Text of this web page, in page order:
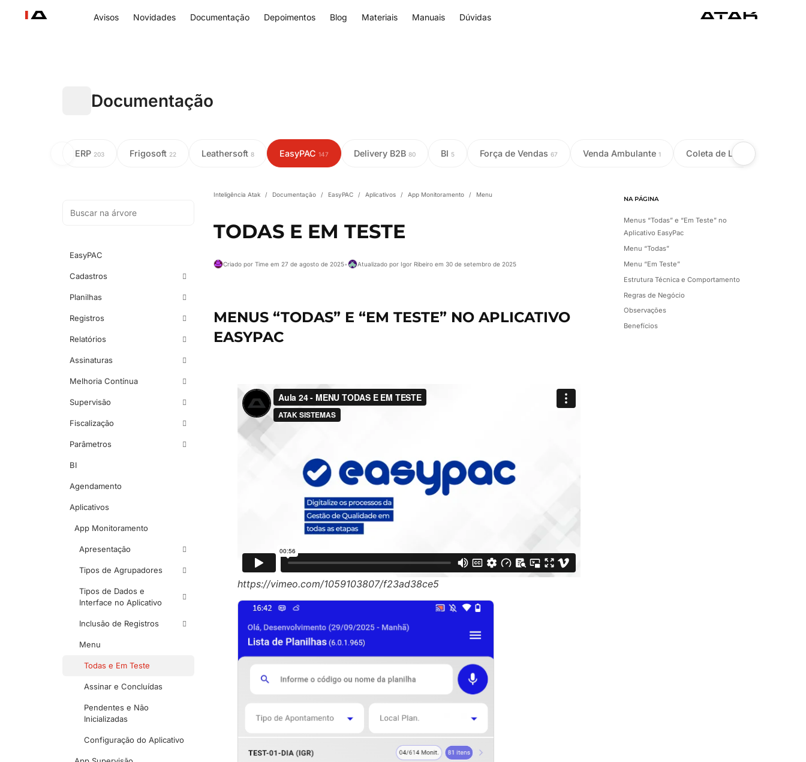
Avisos Novidades Documentação Depoimentos Blog Materiais Manuais Dúvidas
Documentação
ERP 203 Frigosoft 22 Leathersoft 8 EasyPAC 147 Delivery B2B 80 BI 5 Força de Vendas 67 Venda Ambulante 1 Coleta de Leite
EasyPAC
Cadastros
Planilhas
Registros
Relatórios
Assinaturas
Melhoria Contínua
Supervisão
Fiscalização
Parâmetros
BI
Agendamento
Aplicativos
App Monitoramento
Apresentação
Tipos de Agrupadores
Tipos de Dados e
Interface no Aplicativo
Inclusão de Registros
Menu
Todas e Em Teste
Assinar e Concluídas
Pendentes e Não
Inicializadas
Configuração do Aplicativo
Inteligência Atak / Documentação / EasyPAC / Aplicativos / App Monitoramento / Menu
TODAS E EM TESTE
Criado por Time em 27 de agosto de 2025• Atualizado por Igor Ribeiro em 30 de setembro de 2025
MENUS “TODAS” E “EM TESTE” NO APLICATIVO
EASYPAC
https://vimeo.com/1059103807/f23ad38ce5
NA PÁGINA
Menus “Todas” e “Em Teste” no
Aplicativo EasyPac
Menu “Todas”
Menu “Em Teste”
Estrutura Técnica e Comportamento
Regras de Negócio
Observações
Benefícios